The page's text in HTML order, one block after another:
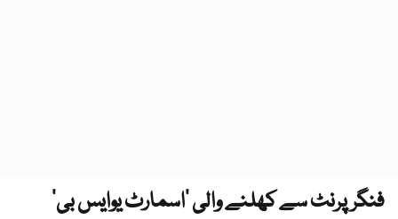
فنگرپرنٹ سے کھلنے والی ’اسمارٹ یوایس بی‘